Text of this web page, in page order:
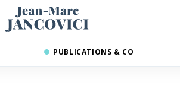
PUBLICATIONS & CO